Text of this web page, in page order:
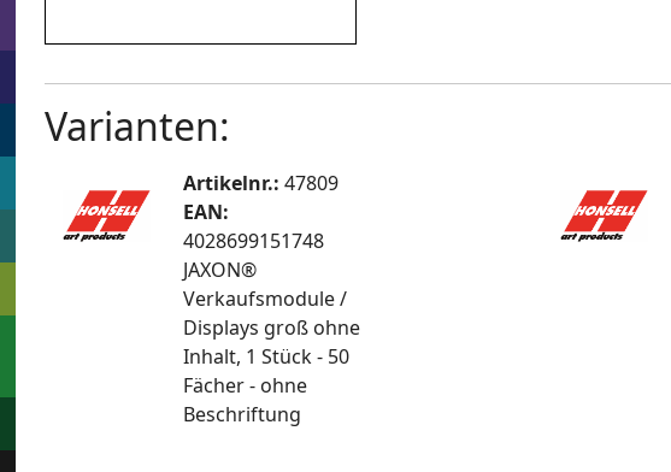
Varianten:
Artikelnr.:47809
EAN:
4028699151748
JAXON®
Verkaufsmodule /
Displays groß ohne
Inhalt, 1 Stück - 50
Fächer - ohne
Beschriftung